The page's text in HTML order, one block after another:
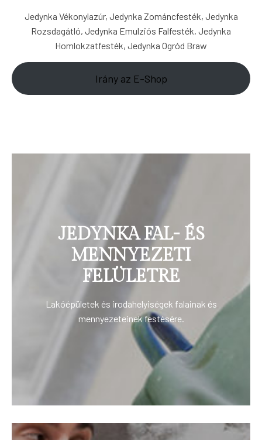
Jedynka Vékonylazúr, Jedynka Zománcfesték, Jedynka
Rozsdagátló, Jedynka Emulziós Falfesték, Jedynka
Homlokzatfesték, Jedynka Ogród Braw
Irány az E-Shop
JEDYNKA FAL- ÉS
MENNYEZETI
FELÜLETRE
Lakóépületek és irodahelyiségek falainak és
mennyezeteinek festésére.